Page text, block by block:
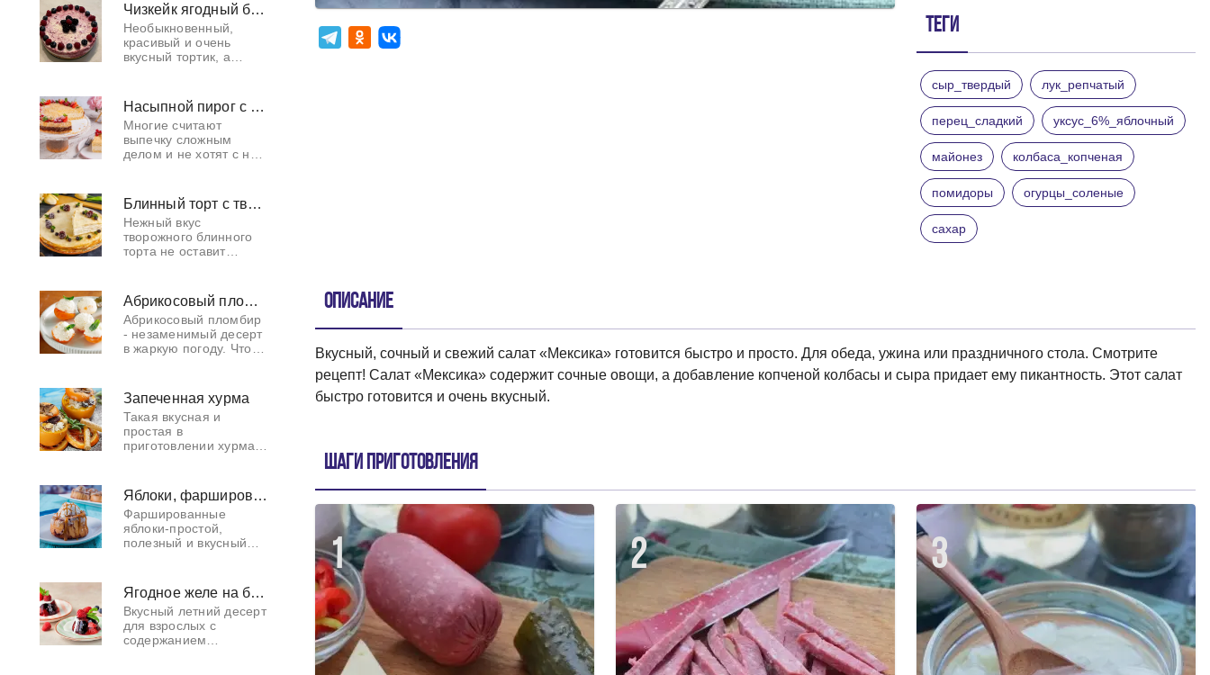
Чизкейк ягодный без выпечки
Необыкновенный,
красивый и очень
вкусный тортик, а
деткам.
Насыпной пирог с творогом
Многие считают
выпечку сложным
делом и не хотят с ней
мнение, ибо готовится
невероятно просто и
быстро. Не в
Блинный торт с творожным сыром
Нежный вкус
творожного блинного
торта не оставит
близких. Они
обязательно попросят
вторую порцию
сладкого десерта
Абрикосовый пломбир
Абрикосовый пломбир
- незаменимый десерт
в жаркую погоду. Что
мороженого? Только
домашнее мороженое,
превращённое в
абрикос
Запеченная хурма
Такая вкусная и
простая в
приготовлении хурма
десерта
рекомендуется
выбирать хурму с
более плотной
консистенцией.
Яблоки, фаршированные творогом в духовке
Фаршированные
яблоки-простой,
полезный и вкусный
начинающий кулинар.
На фаршированные
сладким творогом и
запече
Ягодное желе на белом вине с ванильной сметаной
Вкусный летний десерт
для взрослых с
содержанием
Теги
сыр_твердый лук_репчатый
перец_сладкий уксус_6%_яблочный
майонез колбаса_копченая
помидоры огурцы_соленые
сахар
Описание
Вкусный, сочный и свежий салат «Мексика» готовится быстро и просто. Для обеда, ужина или праздничного стола. Смотрите
рецепт! Салат «Мексика» содержит сочные овощи, а добавление копченой колбасы и сыра придает ему пикантность. Этот салат
быстро готовится и очень вкусный.
Шаги приготовления
1 2 3